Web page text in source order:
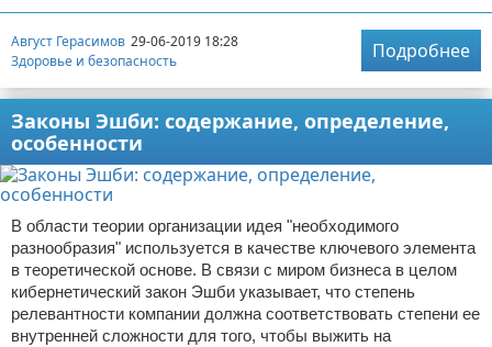
Август Герасимов 29-06-2019 18:28
Здоровье и безопасность
Подробнее
Законы Эшби: содержание, определение,
особенности
В области теории организации идея "необходимого
разнообразия" используется в качестве ключевого элемента
в теоретической основе. В связи с миром бизнеса в целом
кибернетический закон Эшби указывает, что степень
релевантности компании должна соответствовать степени ее
внутренней сложности для того, чтобы выжить на